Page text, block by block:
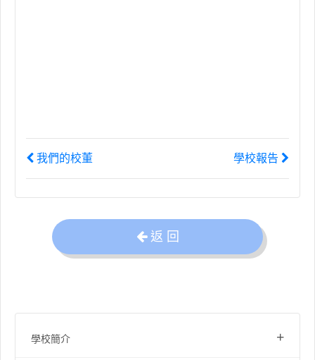
學校簡介 +
我們的校董 學校報告
返 回